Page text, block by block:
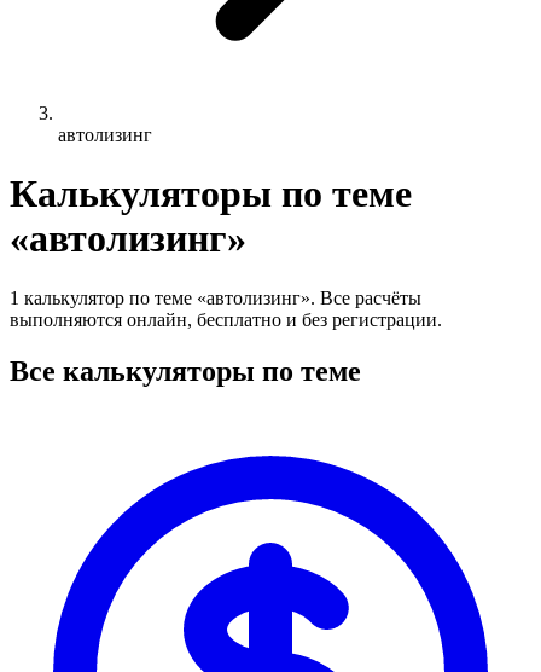
автолизинг
Калькуляторы по теме
«автолизинг»
1 калькулятор по теме «автолизинг». Все расчёты
выполняются онлайн, бесплатно и без регистрации.
Все калькуляторы по теме